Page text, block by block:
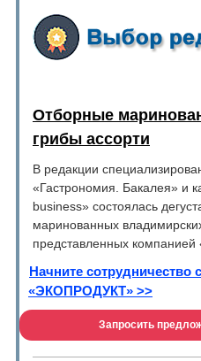
Отборные
грибы ассорти
В редакции
«Гастрономия. Бакалея» и
business» состоялась
маринованных
представленных компанией
Начните сотрудничество
«ЭКОПРОДУКТ» >>
Запросить